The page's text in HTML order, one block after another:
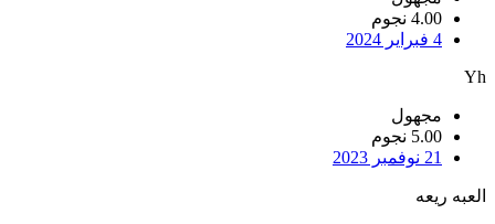
4.00 نجوم
4 فبراير 2024
Yh
مجهول
5.00 نجوم
21 نوفمبر 2023
العبه ريعه